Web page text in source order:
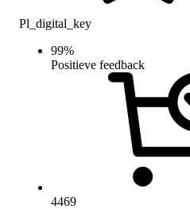
Pl_digital_key
99%
Positieve feedback
4469